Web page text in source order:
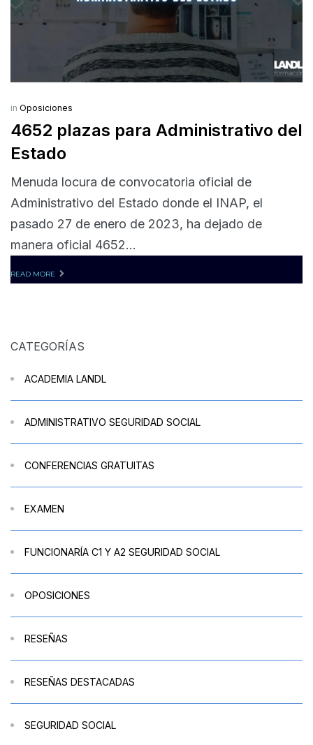
in Oposiciones
4652 plazas para Administrativo del
Estado
Menuda locura de convocatoria oficial de
Administrativo del Estado donde el INAP, el
pasado 27 de enero de 2023, ha dejado de
manera oficial 4652...
READ MORE
CATEGORÍAS
ACADEMIA LANDL
ADMINISTRATIVO SEGURIDAD SOCIAL
CONFERENCIAS GRATUITAS
EXAMEN
FUNCIONARÍA C1 Y A2 SEGURIDAD SOCIAL
OPOSICIONES
RESEÑAS
RESEÑAS DESTACADAS
SEGURIDAD SOCIAL